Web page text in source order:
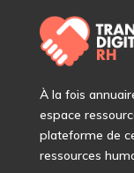
Àla fois
espace
plateforme de
ressources